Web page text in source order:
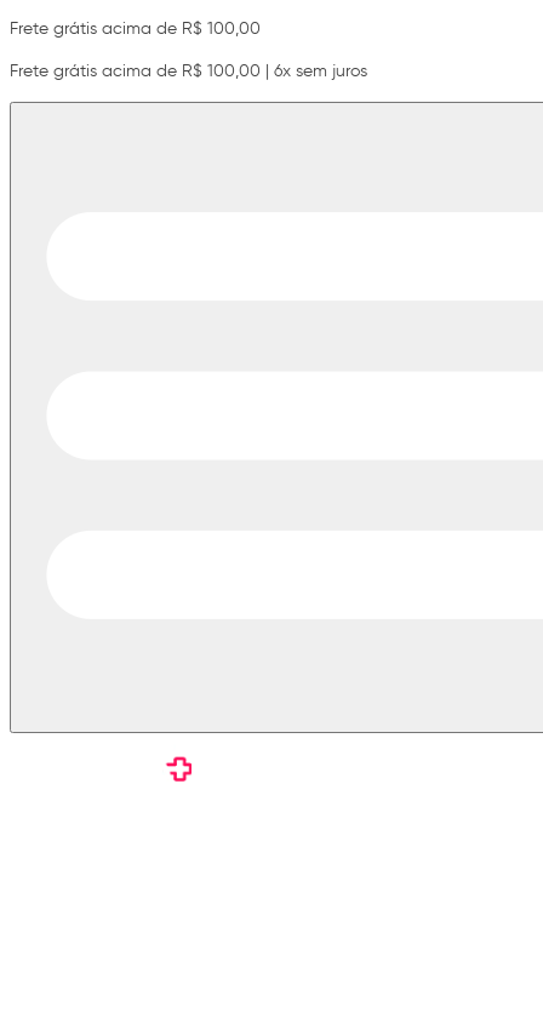
Frete grátis acima de R$ 100,00
Frete grátis acima de R$ 100,00 | 6x sem juros